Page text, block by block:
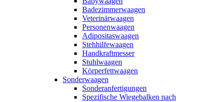
Badezimmerwaagen
Veterinärwaagen
Personenwaagen
Adipositaswaagen
Stehhilfewaagen
Handkraftmesser
Stuhlwaagen
Körperfettwaagen
Sonderwaagen
Sonderanfertigungen
Spezifische Wiegebalken nach